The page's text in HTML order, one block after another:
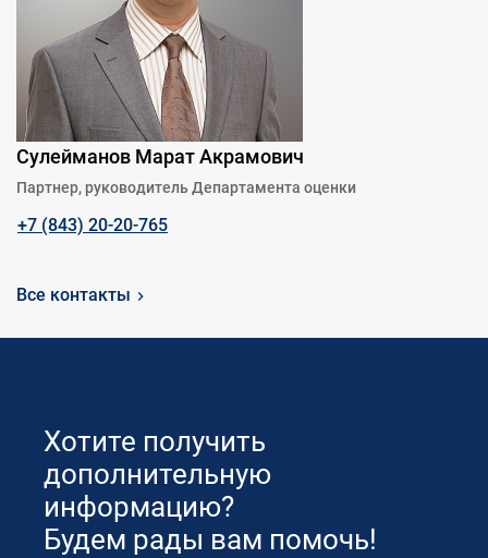
Сулейманов Марат Акрамович
Партнер, руководитель Департамента оценки
+7 (843) 20-20-765
Все контакты
Хотите получить
дополнительную
информацию?
Будем рады вам помочь!